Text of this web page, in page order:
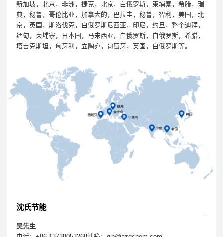
新加坡，北京，非洲，捷克，北京，白俄罗斯，柬埔寨，希腊，瑞
典，秘鲁，哥伦比亚，加拿大的，巴拉圭，秘鲁，智利，美国，北
京，英国，斯洛伐克，白俄罗斯尼西亚，印尼，约旦，整个迪拜，
缅甸，柬埔寨，日本国，马来西亚，白俄罗斯，白俄罗斯，希腊，
塔吉克斯坦，匈牙利，立陶宛，匍萄牙，英国，白俄罗斯等。
沈氏节能
吴先生